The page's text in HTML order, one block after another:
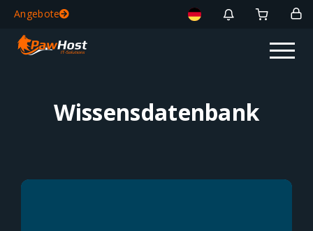
Angebote
Wissensdatenbank